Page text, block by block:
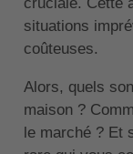
situations
coûteuses.
Alors, quels
maison ?
le marché ? Et